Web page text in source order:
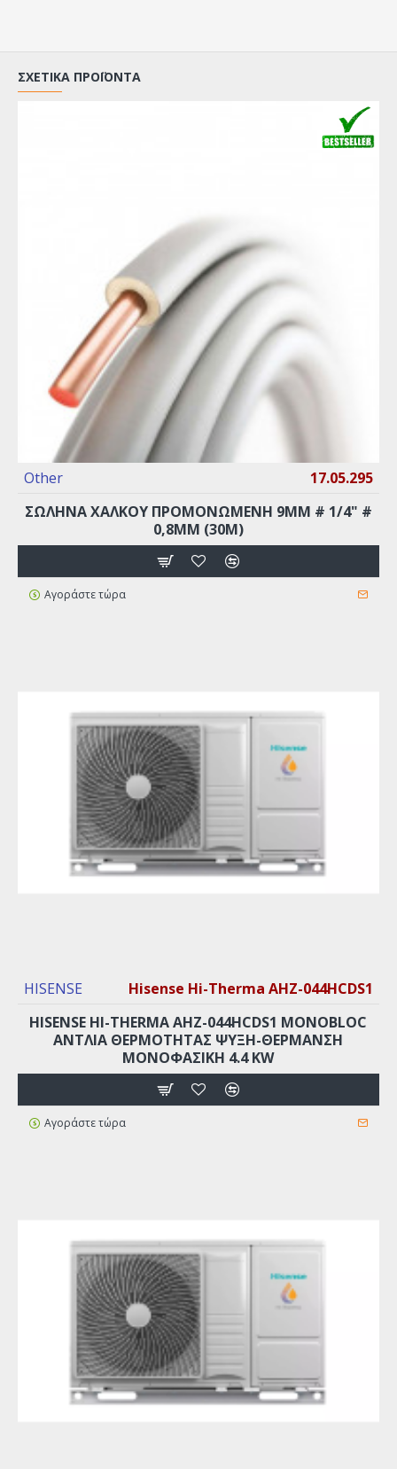
ΣΧΕΤΙΚΆ ΠΡΟΪΌΝΤΑ
Other
17.05.295
ΣΩΛΉΝΑ ΧΑΛΚΟΎ ΠΡΟΜΟΝΩΜΈΝΗ 9MM # 1/4" #
0,8MM (30M)
Αγοράστε τώρα
HISENSE
Hisense Hi-Therma AHZ-044HCDS1
HISENSE HI-THERMA AHZ-044HCDS1 MONOBLOC
ΑΝΤΛΊΑ ΘΕΡΜΌΤΗΤΑΣ ΨΎΞΗ-ΘΈΡΜΑΝΣΗ
ΜΟΝΟΦΑΣΙΚΉ 4.4 KW
Αγοράστε τώρα